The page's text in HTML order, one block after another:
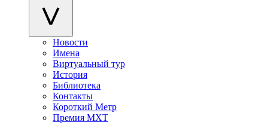
Новости
Имена
Виртуальный тур
История
Библиотека
Контакты
Короткий Метр
Премия МХТ